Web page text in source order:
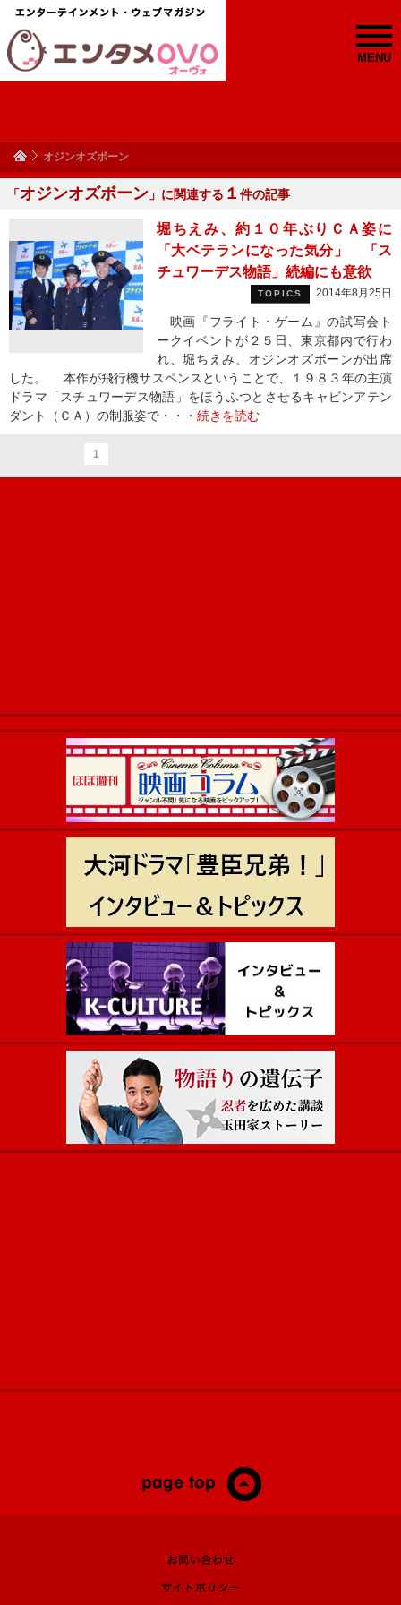
MENU
オジンオズボーン
「オジンオズボーン 」に関連する １ 件の記事
堀ちえみ、約１０年ぶりＣＡ姿に
「大ベテランになった気分」 「ス
チュワーデス物語」続編にも意欲
TOPICS 2014年8月25日
映画『フライト・ゲーム』の試写会ト
ークイベントが２５日、東京都内で行わ
れ、堀ちえみ、オジンオズボーンが出席
した。 本作が飛行機サスペンスということで、１９８３年の主演
ドラマ「スチュワーデス物語」をほうふつとさせるキャビンアテン
ダント（ＣＡ）の制服姿で・・・ 続きを読む
1